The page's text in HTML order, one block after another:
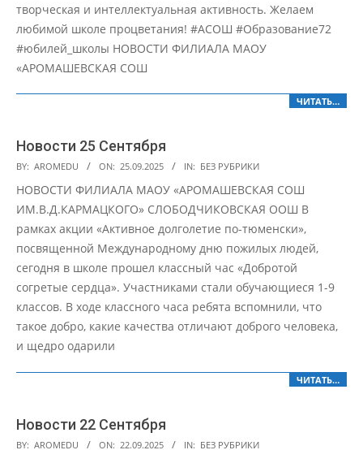
творческая и интеллектуальная активность. Желаем
любимой школе процветания! #АСОШ #Образование72
#юбилей_школы НОВОСТИ ФИЛИАЛА МАОУ
«АРОМАШЕВСКАЯ СОШ
ЧИТАТЬ…
Новости 25 Сентября
2025-
09-
25
BY: AROMEDU ON: 25.09.2025 IN: БЕЗ РУБРИКИ
НОВОСТИ ФИЛИАЛА МАОУ «АРОМАШЕВСКАЯ СОШ
ИМ.В.Д.КАРМАЦКОГО» СЛОБОДЧИКОВСКАЯ ООШ В
рамках акции «Активное долголетие по-тюменски»,
посвященной Международному дню пожилых людей,
сегодня в школе прошел классный час «Добротой
согретые сердца». Участниками стали обучающиеся 1-9
классов. В ходе классного часа ребята вспомнили, что
такое добро, какие качества отличают доброго человека,
и щедро одарили
ЧИТАТЬ…
Новости 22 Сентября
2025-
BY: AROMEDU ON: 22.09.2025 IN: БЕЗ РУБРИКИ